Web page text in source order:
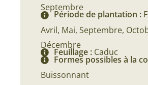
Septembre
Période de plantation :
Avril, Mai, Septembre,
Décembre
Feuillage : Caduc
Formes possibles à la
Buissonnant